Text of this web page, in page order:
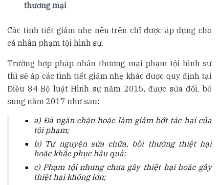
thương mại
Các tình tiết giảm nhẹ nêu trên chỉ được áp dụng cho
cá nhân phạm tội hình sự.
Trường hợp pháp nhân thương mại phạm tội hình sự
thì sẽ áp các tình tiết giảm nhẹ khác được quy định tại
Điều 84 Bộ luật Hình sự năm 2015, được sửa đổi, bổ
sung năm 2017 như sau:
a) Đã ngăn chặn hoặc làm giảm bớt tác hại của
tội phạm;
b) Tự nguyện sửa chữa, bồi thường thiệt hại
hoặc khắc phục hậu quả;
c) Phạm tội nhưng chưa gây thiệt hại hoặc gây
thiệt hại không lớn;